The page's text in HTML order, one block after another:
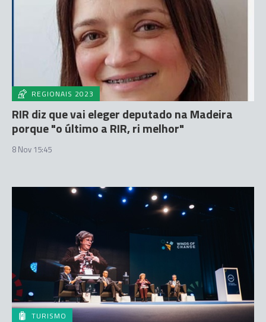
REGIONAIS 2023
RIR diz que vai eleger deputado na Madeira
porque "o último a RIR, ri melhor"
8 Nov 15:45
TURISMO